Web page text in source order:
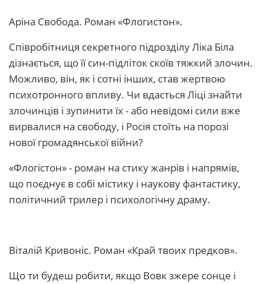
Аріна Свобода. Роман «Флогистон».
Співробітниця секретного підрозділу Ліка Біла
дізнається, що її син-підліток скоїв тяжкий злочин.
Можливо, він, як і сотні інших, став жертвою
психотронного впливу. Чи вдасться Ліці знайти
злочинців і зупинити їх - або невідомі сили вже
вирвалися на свободу, і Росія стоїть на порозі
нової громадянської війни?
«Флогістон» - роман на стику жанрів і напрямів,
що поєднує в собі містику і наукову фантастику,
політичний трилер і психологічну драму.
Віталій Кривоніс. Роман «Край твоих предков».
Що ти будеш робити, якщо Вовк зжере сонце і